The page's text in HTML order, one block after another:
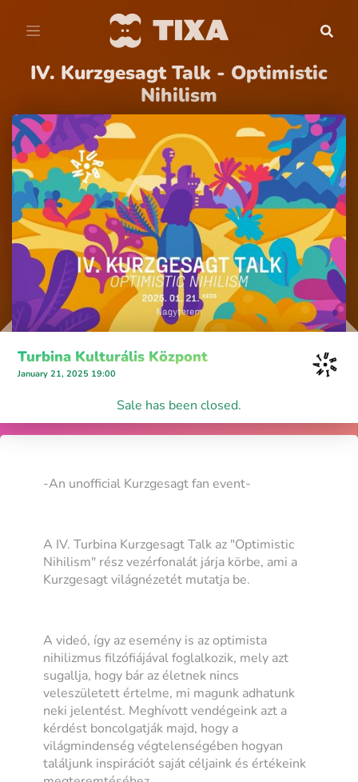
IV. Kurzgesagt Talk - Optimistic
Nihilism
Turbina Kulturális Központ
January 21, 2025 19:00
Sale has been closed.
-An unofficial Kurzgesagt fan event-
A IV. Turbina Kurzgesagt Talk az "Optimistic
Nihilism" rész vezérfonalát járja körbe, ami a
Kurzgesagt világnézetét mutatja be.
A videó, így az esemény is az optimista
nihilizmus filzófiájával foglalkozik, mely azt
sugallja, hogy bár az életnek nincs
veleszületett értelme, mi magunk adhatunk
neki jelentést. Meghívott vendégeink azt a
kérdést boncolgatják majd, hogy a
világmindenség végtelenségében hogyan
találjunk inspirációt saját céljaink és értékeink